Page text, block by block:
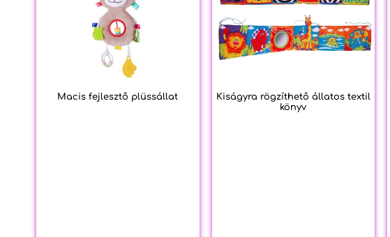
Macis fejlesztő plüssállat
Kiságyra rögzíthető állatos textil
könyv